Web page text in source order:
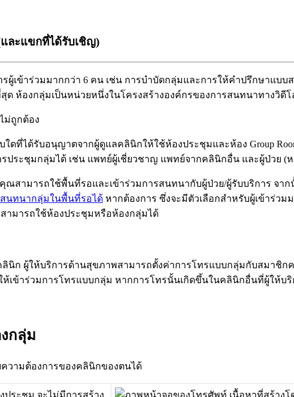
ละแขกที่ได้รับเชิญ)
รผเขารวมมากกวา 6 คน เชน การบบดกลมและการใหคปรกษาแบบส
สด หองกลมเปนหนวยหนงในโครงสรางองคกรของการสนทนาทางวดโ
บใดทไดรบอนญาตจากผดแลคลนกใหใชหองประชมและหอง Group
รประชมกลมได เชน แพทยผเชยวชาญ แพทยจากคลนกอน และผปวย (ห
คณสามารถใชพนทรอและเขารวมการสนทนากบผปวย/ผรบบรการ จาก
สนทนากลมในพนทรอได หากตองการ ซงจะมตวเลอกสหรบผเขารวมม
สามารถใชหองประชมหรอหองกลมได
ลนก ผใหบรการดานสขภาพสามารถตงคาการโทรแบบกลมกบสมาชกค
หเขารวมการโทรแบบกลม หากการโทรนนเกดขนในคลนกอนทผใหบร
งกลม
ความตองการของคลนกของตนได